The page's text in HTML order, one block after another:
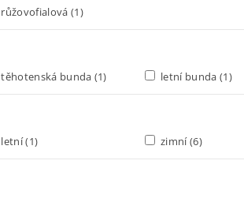
růžovofialová (1)
těhotenská bunda (1) letní bunda (1)
letní(1) zimní(6)